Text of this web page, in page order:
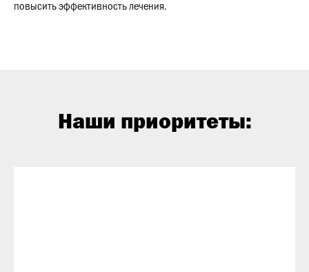
повысить эффективность лечения.
Наши приоритеты: